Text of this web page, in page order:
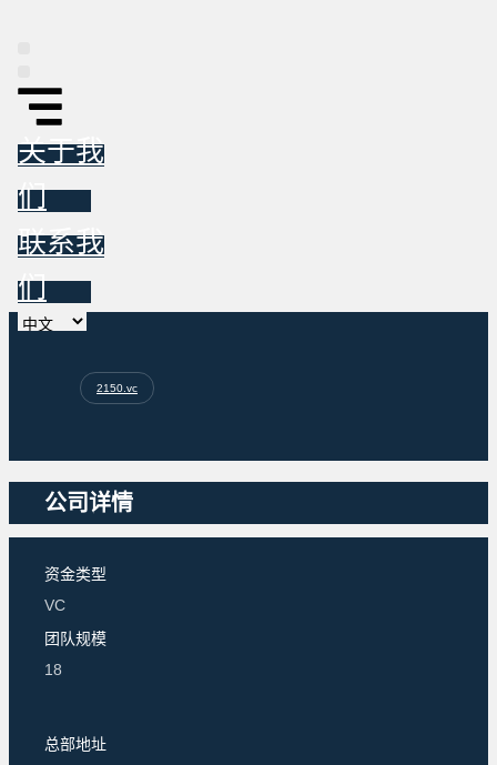
关于我
们
联系我
们
选
2150.vc
公司详情
资金类型
VC
团队规模
18
总部地址